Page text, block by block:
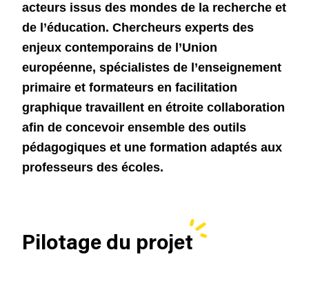
acteurs issus des mondes de la recherche et
de l’éducation. Chercheurs experts des
enjeux contemporains de l’Union
européenne, spécialistes de l’enseignement
primaire et formateurs en facilitation
graphique travaillent en étroite collaboration
afin de concevoir ensemble des outils
pédagogiques et une formation adaptés aux
professeurs des écoles.
Pilotage du projet